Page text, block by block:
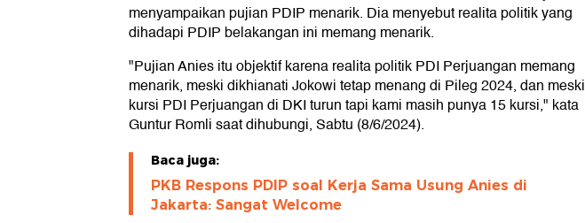
menyampaikan pujian PDIP menarik. Dia menyebut realita politik yang
dihadapi PDIP belakangan ini memang menarik.
"Pujian Anies itu objektif karena realita politik PDI Perjuangan memang
menarik, meski dikhianati Jokowi tetap menang di Pileg 2024, dan meski
kursi PDI Perjuangan di DKI turun tapi kami masih punya 15 kursi," kata
Guntur Romli saat dihubungi, Sabtu (8/6/2024).
Baca juga:
PKB Respons PDIP soal Kerja Sama Usung Anies di
Jakarta: Sangat Welcome